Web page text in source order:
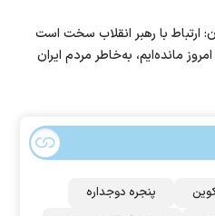
ارتباط با رهبر انقلاب سخت است
امروز مانده‌ایم، به‌خاطر مردم ایران
پنجره دوجداره